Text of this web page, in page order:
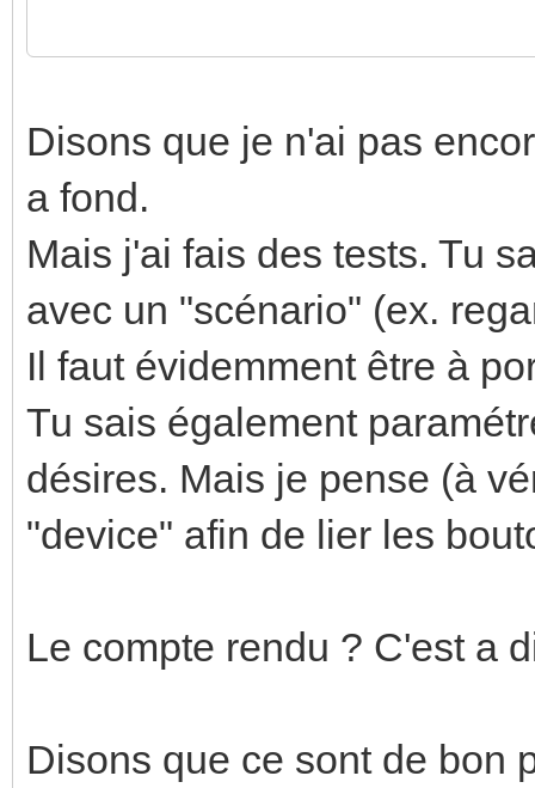
Disons que je n'ai pas
a fond.
Mais j'ai fais des tests. Tu
avec un "scénario" (ex.
Il faut évidemment être à
Tu sais également
désires. Mais je pense (à
"device" afin de lier les
Le compte rendu ? C'est a
Disons que ce sont de bon